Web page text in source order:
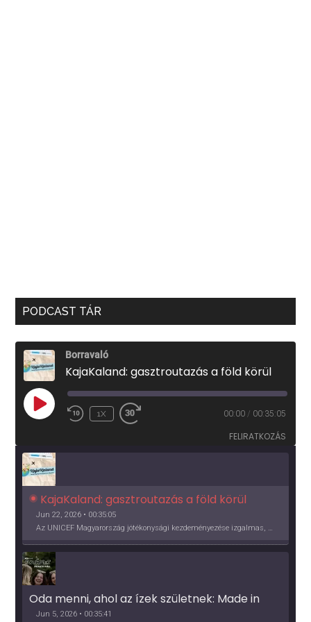
PODCAST TÁR
Borravaló
KajaKaland: gasztroutazás a föld körül
PLAY
EPISODE
1X 00:00 / 00:35:05
FELIRATKOZÁS
KajaKaland: gasztroutazás a föld körül
Jun 22, 2026 • 00:35:05
Az UNICEF Magyarország jótékonysági kezdeményezése izgalmas, egész éves világkörüli ízutazásra hív, igazi családi program és gasztroedukáció, illetve segítség a rászorulóknak is egyben.
Oda menni, ahol az ízek születnek: Made in
Vidék, Gourmet Fesztivál 2026
Jun 5, 2026 • 00:35:41